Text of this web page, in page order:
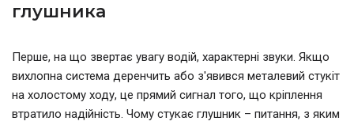
глушника
Перше, на що звертає увагу водій, характерні звуки. Якщо
вихлопна система деренчить або з'явився металевий стукіт
на холостому ходу, це прямий сигнал того, що кріплення
втратило надійність. Чому стукає глушник – питання, з яким